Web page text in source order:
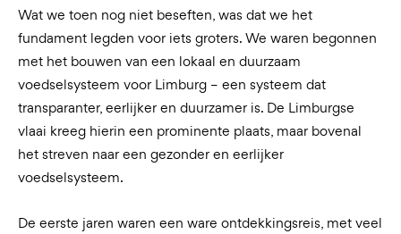
Wat we toen nog niet beseften, was dat we het
fundament legden voor iets groters. We waren begonnen
met het bouwen van een lokaal en duurzaam
voedselsysteem voor Limburg – een systeem dat
transparanter, eerlijker en duurzamer is. De Limburgse
vlaai kreeg hierin een prominente plaats, maar bovenal
het streven naar een gezonder en eerlijker
voedselsysteem.
De eerste jaren waren een ware ontdekkingsreis, met veel